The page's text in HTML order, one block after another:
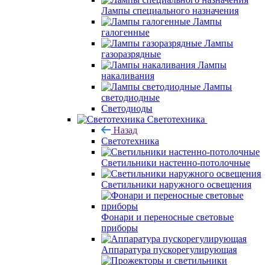
Лампы специального назначения
Лампы
галогенные
Лампы
газоразрядные
Лампы
накаливания
Лампы
светодиодные
Светодиоды
Светотехника
Назад
Светотехника
Светильники настенно-потолочные
Светильники наружного освещения
Фонари и переносные световые
приборы
Аппаратура пускорегулирующая